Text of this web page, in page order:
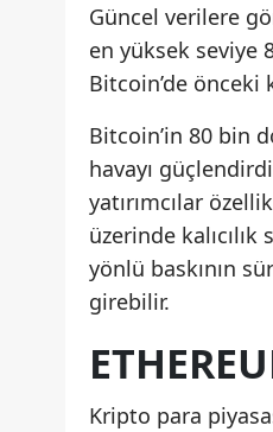
Güncel verilere
en yüksek seviye
Bitcoin’de önceki
Bitcoin’in 80 bin
havayı
yatırımcılar
üzerinde
yönlü baskının
girebilir.
Kripto para